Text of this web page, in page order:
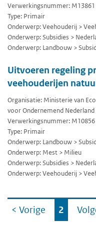
Verwerkingsnummer: M13861
Type: Primair
Onderwerp: Veehouderij >
Onderwerp: Subsidies >
Onderwerp: Landbouw >
Uitvoeren regeling
veehouderijen
Organisatie: Ministerie van
voor Ondernemend Nederland
Verwerkingsnummer: M10856
Type: Primair
Onderwerp: Landbouw >
Onderwerp: Mest > Milieu
Onderwerp: Subsidies >
Onderwerp: Veehouderij >
Ga
naar
< Vorige 2